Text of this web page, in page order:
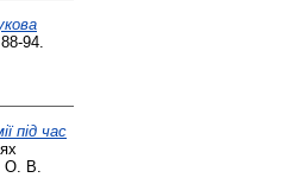
94.
під час
О. В.